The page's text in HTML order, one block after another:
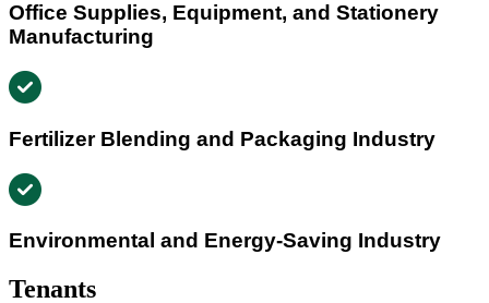
Office Supplies, Equipment, and Stationery
Manufacturing
Fertilizer Blending and Packaging Industry
Environmental and Energy-Saving Industry
Tenants